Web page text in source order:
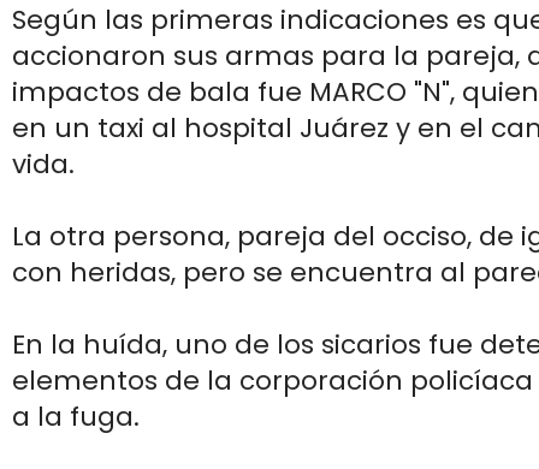
Según las primeras indicaciones es
accionaron sus armas para la pareja,
impactos de bala fue MARCO "N",
en un taxi al hospital Juárez y en el
vida.
La otra persona, pareja del occiso, de
con heridas, pero se encuentra al
En la huída, uno de los sicarios fue
elementos de la corporación policíaca
a la fuga.